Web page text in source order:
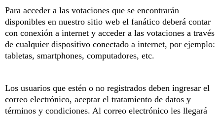
Para acceder a las votaciones que se encontrarán
disponibles en nuestro sitio web el fanático deberá contar
con conexión a internet y acceder a las votaciones a través
de cualquier dispositivo conectado a internet, por ejemplo:
tabletas, smartphones, computadores, etc.
Los usuarios que estén o no registrados deben ingresar el
correo electrónico, aceptar el tratamiento de datos y
términos y condiciones. Al correo electrónico les llegará